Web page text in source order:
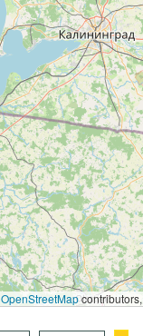
OpenStreetMapcontributors,